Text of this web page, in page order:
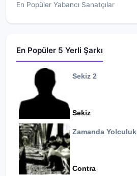
En Popüler Yabancı Sanatçılar
En Popüler 5 Yerli Şarkı
Sekiz 2
Sekiz
Zamanda Yolculuk
Contra